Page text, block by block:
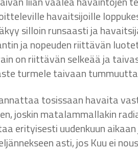
havaitsijoille
silloin runsaasti ja
ja nopeuden riittävän
on riittävän selkeää ja
turmele taivaan
tosissaan havaita
joskin matalammallakin
erityisesti uudenkuun
asti, jos Kuu ei